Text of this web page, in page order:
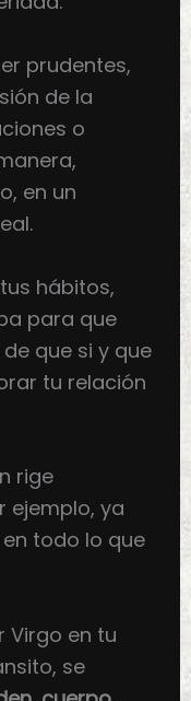
prudentes,
de la
o
en un
hábitos,
para que
que si y que
tu relación
rige
ejemplo, ya
todo lo que
Virgo en tu
se